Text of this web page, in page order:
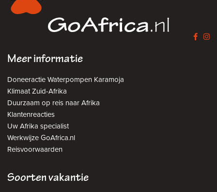
Meer informatie
Doneeractie Waterpompen Karamoja
Klimaat Zuid-Afrika
Duurzaam op reis naar Afrika
Klantenreacties
Uw Afrika specialist
Werkwijze GoAfrica.nl
Reisvoorwaarden
Soorten vakantie